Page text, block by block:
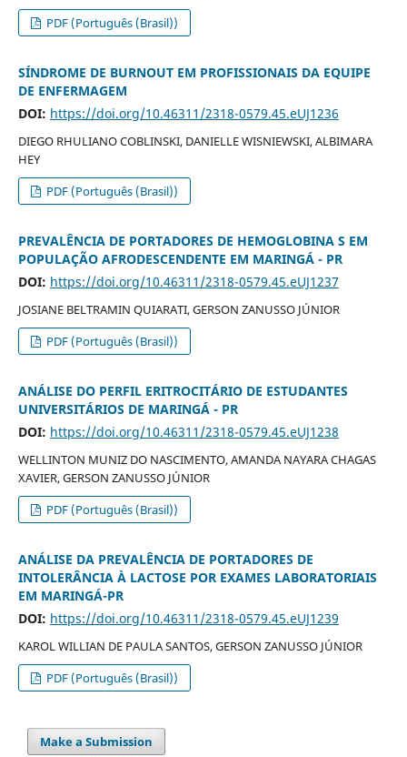
PDF (Português (Brasil))
SÍNDROME DE BURNOUT EM PROFISSIONAIS DA EQUIPE
DE ENFERMAGEM
DOI: https://doi.org/10.46311/2318-0579.45.eUJ1236
DIEGO RHULIANO COBLINSKI, DANIELLE WISNIEWSKI, ALBIMARA
HEY
PDF (Português (Brasil))
PREVALÊNCIA DE PORTADORES DE HEMOGLOBINA S EM
POPULAÇÃO AFRODESCENDENTE EM MARINGÁ - PR
DOI: https://doi.org/10.46311/2318-0579.45.eUJ1237
JOSIANE BELTRAMIN QUIARATI, GERSON ZANUSSO JÚNIOR
PDF (Português (Brasil))
ANÁLISE DO PERFIL ERITROCITÁRIO DE ESTUDANTES
UNIVERSITÁRIOS DE MARINGÁ - PR
DOI: https://doi.org/10.46311/2318-0579.45.eUJ1238
WELLINTON MUNIZ DO NASCIMENTO, AMANDA NAYARA CHAGAS
XAVIER, GERSON ZANUSSO JÚNIOR
PDF (Português (Brasil))
ANÁLISE DA PREVALÊNCIA DE PORTADORES DE
INTOLERÂNCIA À LACTOSE POR EXAMES LABORATORIAIS
EM MARINGÁ-PR
DOI: https://doi.org/10.46311/2318-0579.45.eUJ1239
KAROL WILLIAN DE PAULA SANTOS, GERSON ZANUSSO JÚNIOR
PDF (Português (Brasil))
Make a Submission